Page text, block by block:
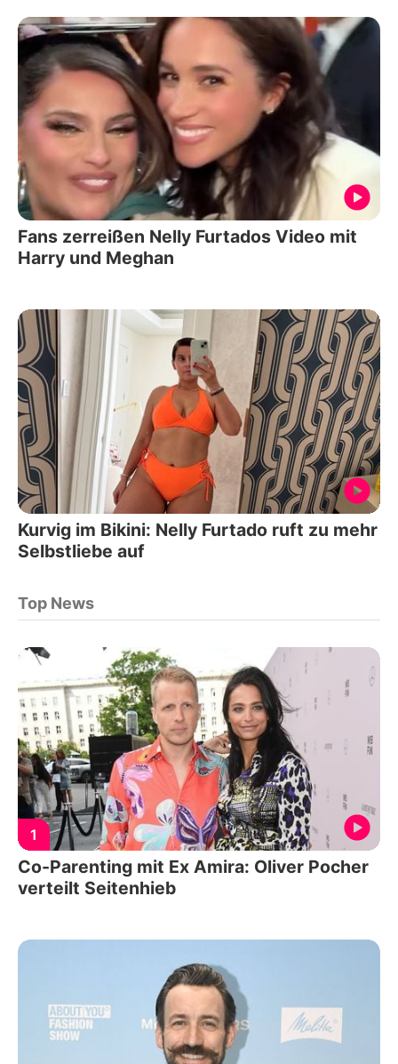
Fans zerreißen Nelly Furtados Video mit
Harry und Meghan
Kurvig im Bikini: Nelly Furtado ruft zu mehr
Selbstliebe auf
Top News
1
Co-Parenting mit Ex Amira: Oliver Pocher
verteilt Seitenhieb